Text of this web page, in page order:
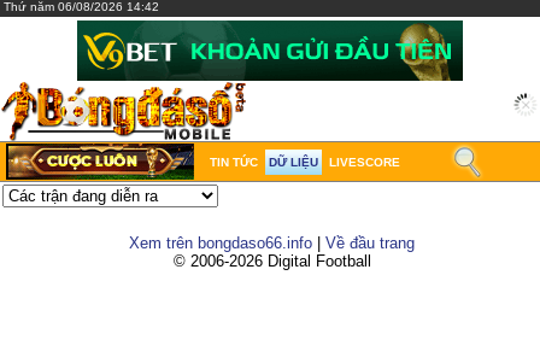
Thứ năm 06/08/2026 14:42
TIN TỨC DỮ LIỆU LIVESCORE
Xem trên bongdaso66.info
Về đầu trang
© 2006-2026 Digital Football